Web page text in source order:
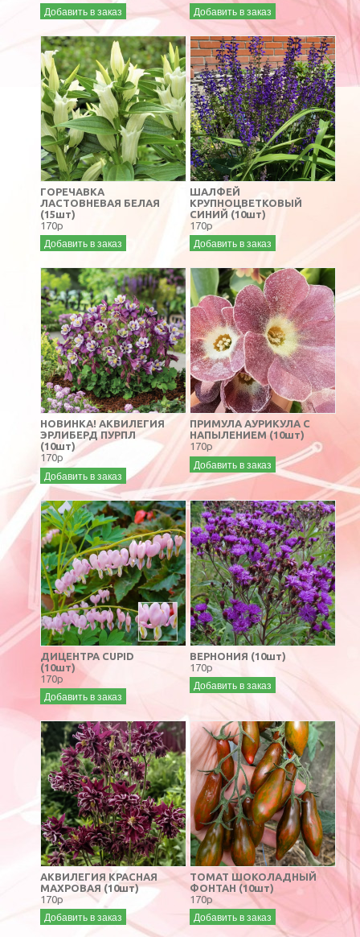
Добавить в заказ Добавить в заказ
ГОРЕЧАВКА
ЛАСТОВНЕВАЯ БЕЛАЯ
(15шт)
170р
Добавить в заказ
ШАЛФЕЙ
КРУПНОЦВЕТКОВЫЙ
СИНИЙ (10шт)
170р
Добавить в заказ
НОВИНКА! АКВИЛЕГИЯ
ЭРЛИБЕРД ПУРПЛ
(10шт)
170р
Добавить в заказ
ПРИМУЛА АУРИКУЛА С
НАПЫЛЕНИЕМ (10шт)
170р
Добавить в заказ
ДИЦЕНТРА CUPID
(10шт)
170р
Добавить в заказ
ВЕРНОНИЯ (10шт)
170р
Добавить в заказ
АКВИЛЕГИЯ КРАСНАЯ
МАХРОВАЯ (10шт)
170р
Добавить в заказ
ТОМАТ ШОКОЛАДНЫЙ
ФОНТАН (10шт)
170р
Добавить в заказ